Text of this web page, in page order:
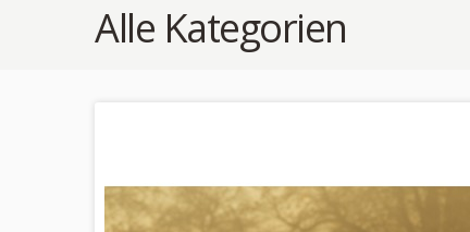
Alle Kategorien